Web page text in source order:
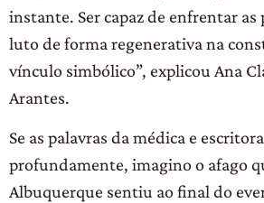
instante. Ser capaz de enfrentar as
luto de forma regenerativa na
vínculo simbólico”, explicou Ana
Arantes.
Se as palavras da médica e
profundamente, imagino o afago
Albuquerque sentiu ao final do